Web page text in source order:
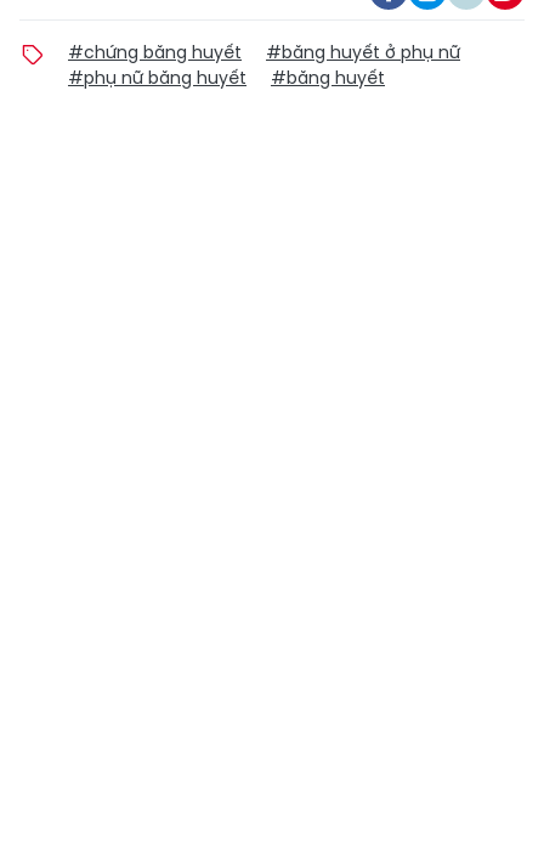
#chứng băng huyết
#băng huyết ở phụ nữ
#phụ nữ băng huyết
#băng huyết